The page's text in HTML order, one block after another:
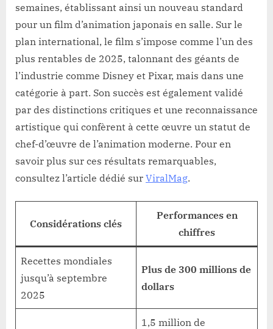
semaines, établissant ainsi un nouveau standard
pour un film d’animation japonais en salle. Sur le
plan international, le film s’impose comme l’un des
plus rentables de 2025, talonnant des géants de
l’industrie comme Disney et Pixar, mais dans une
catégorie à part. Son succès est également validé
par des distinctions critiques et une reconnaissance
artistique qui confèrent à cette œuvre un statut de
chef-d’œuvre de l’animation moderne. Pour en
savoir plus sur ces résultats remarquables,
consultez l’article dédié sur ViralMag.
Considérations clés
Performances en
chiffres
Recettes mondiales
jusqu’à septembre
2025
Plus de 300 millions de
dollars
1,5 million de